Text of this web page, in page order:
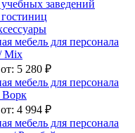
заведений
мебель для персонала
Mix
5 280 ₽
мебель для персонала
Ворк
4 994 ₽
мебель для персонала